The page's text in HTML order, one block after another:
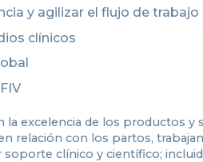
y agilizar el flujo de trabajo
clínicos
la excelencia de los productos
relación con los partos,
clínico y científico;